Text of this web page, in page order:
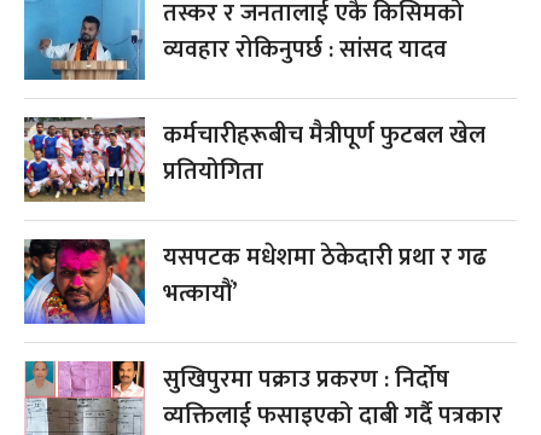
तस्कर र जनतालाई एकै किसिमको
व्यवहार रोकिनुपर्छ : सांसद यादव
कर्मचारीहरूबीच मैत्रीपूर्ण फुटबल खेल
प्रतियोगिता
यसपटक मधेशमा ठेकेदारी प्रथा र गढ
भत्कायौं’
सुखिपुरमा पक्राउ प्रकरण : निर्दोष
व्यक्तिलाई फसाइएको दाबी गर्दै पत्रकार